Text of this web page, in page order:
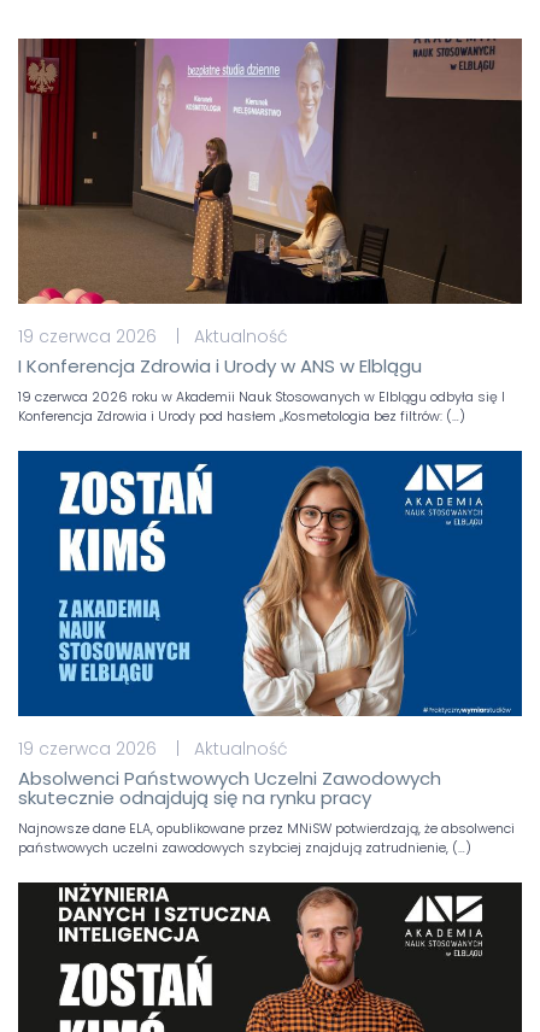
19 czerwca 2026 | Aktualność
I Konferencja Zdrowia i Urody w ANS w Elblągu
19 czerwca 2026 roku w Akademii Nauk Stosowanych w Elblągu odbyła się I
Konferencja Zdrowia i Urody pod hasłem „Kosmetologia bez filtrów: (…)
19 czerwca 2026 | Aktualność
Absolwenci Państwowych Uczelni Zawodowych
skutecznie odnajdują się na rynku pracy
Najnowsze dane ELA, opublikowane przez MNiSW potwierdzają, że absolwenci
państwowych uczelni zawodowych szybciej znajdują zatrudnienie, (…)